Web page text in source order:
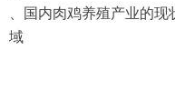
、国内肉鸡养殖产业的现
域